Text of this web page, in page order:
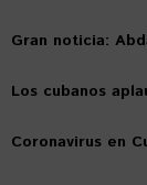
Gran noticia:
Los cubanos
Coronavirus en